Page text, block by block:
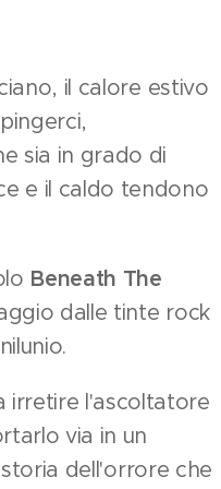
il calore estivo
sia in grado di
e il caldo tendono
Beneath The
dalle tinte rock
irretire l'ascoltatore
via in un
dell'orrore che